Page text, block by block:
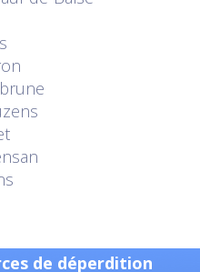
de déperdition